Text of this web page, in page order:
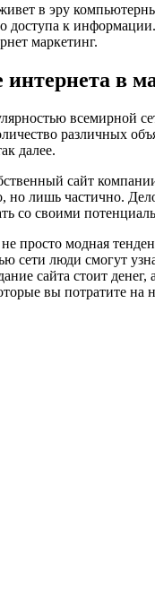
в эру
доступа к
маркетинг.
в
всемирной
различных
далее.
сайт
но лишь частично.
со своими
просто модная
люди смогут
сайта стоит
вы потратите на